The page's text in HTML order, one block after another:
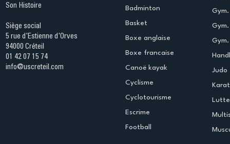
Son Histoire
Siège social
5 rue d'Estienne d'Orves
94000 Créteil
01 42 07 15 74
info@uscreteil.com
Badminton
Basket
Boxe anglaise
Boxe francaise
Canoë kayak
Cyclisme
Cyclotourisme
Escrime
Football
Judo
Lutte